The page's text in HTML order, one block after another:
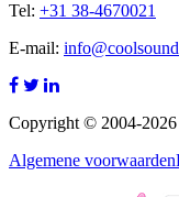
Tel: +31 38-4670021
E-mail:
Copyright © 2004-2026
Algemene voorwaarden